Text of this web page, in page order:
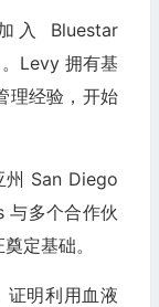
入 Bluestar
Levy 拥有基
理经验，开始
州 San Diego
与多个合作伙
定基础。
证明利用血液